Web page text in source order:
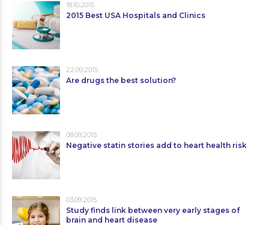
18.10.2015
2015 Best USA Hospitals and Clinics
22.09.2015
Are drugs the best solution?
08.09.2015
Negative statin stories add to heart health risk
03.09.2015
Study finds link between very early stages of
brain and heart disease